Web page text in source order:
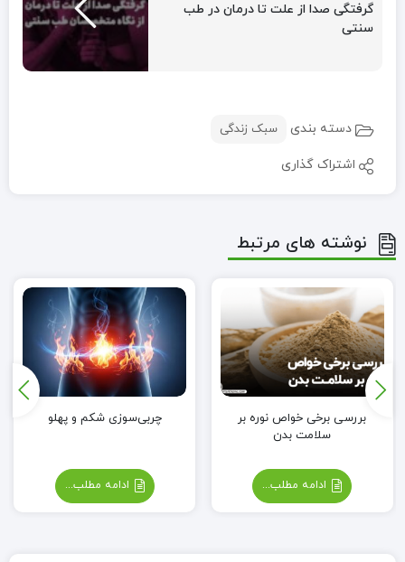
گرفتگی صدا از علت تا درمان در طب
سنتی
دسته بندی سبک زندگی
اشتراک گذاری
نوشته های مرتبط
بررسی برخی خواص نوره بر
سلامت بدن
ادامه مطلب...
چربی‌سوزی شکم و پهلو
ادامه مطلب...